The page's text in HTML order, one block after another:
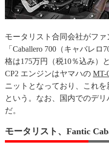
モータリスト合同会社がフ
「Caballero 700（キャバレ
格は175万円（税10％込み）
CP2 エンジンはヤマハの MT-
ニットとなっており、これ
という。なお、国内でのデ
だ。
モータリスト、Fantic